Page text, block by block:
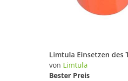
von Limtula
Bester Preis